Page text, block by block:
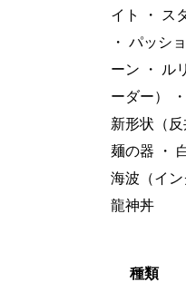
イト
・ ス
・ パッシ
ーン
・ ル
ーダー）
・
新形状（反
麺の器
・
海波（イン
龍神丼
種類